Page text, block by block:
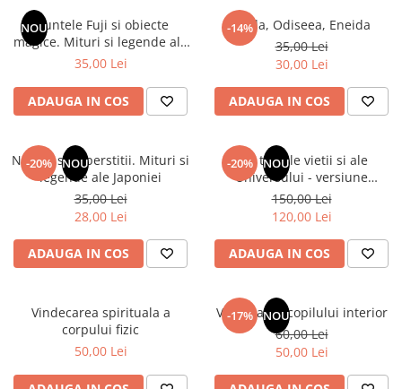
Audiobook
ReConnect
Crestinism
ScienceConnection
SelfConnect
SelfHealing
Vindecare Spirituala
Senzatii/Thriller
SF & Fantasy
Teatru
Teens Book Club
Instrumente si Truse Geometrie
Seturi scolare
Calculator
Consumabile & Accesorii
COLOREAZA CU PRIETENII
De colorat
Pot desena minunat
Carti educative
Copii 0-7 ani
Clubul Premiantilor
Super pitici 2-5 ani
Dezvoltare personala
Enciclopedii
Kids Book Club
Puzzle-uri
Puzzle
Puzzle 3D Lemn
NOUMuntele Fuji si obiecte
magice. Mituri si legende ale
Japoniei
35,00 Lei
ADAUGA IN COS
-14%
Iliada, Odiseea, Eneida
35,00 Lei
30,00 Lei
ADAUGA IN COS
-20% NOU
Natura si superstitii. Mituri si
legende ale Japoniei
35,00 Lei
28,00 Lei
ADAUGA IN COS
-20% NOU
Din tainele vietii si ale
Universului - versiune
originala din 1939. Volumele I-
III. Cutie de colectie -Scarlat
Demetrescu
150,00 Lei
120,00 Lei
ADAUGA IN COS
Vindecarea spirituala a
corpului fizic
50,00 Lei
-17% NOU
Vindecarea copilului interior
60,00 Lei
50,00 Lei